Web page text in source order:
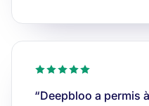
“Deepbloo a permis